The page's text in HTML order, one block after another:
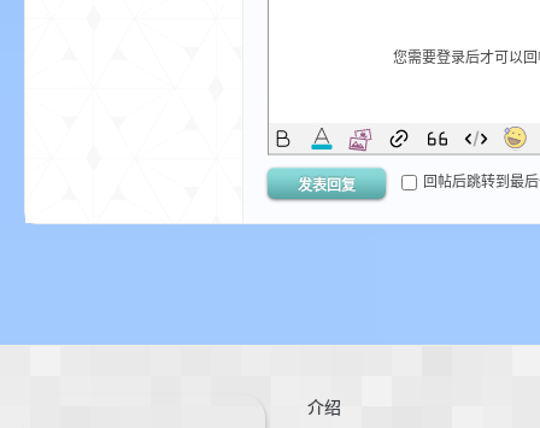
您需要登录后才可以
发表回复 回帖后跳转到最
介绍